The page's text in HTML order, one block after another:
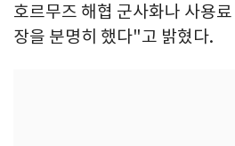
호르무즈 해협 군사화나 사용
장을 분명히 했다"고 밝혔다.